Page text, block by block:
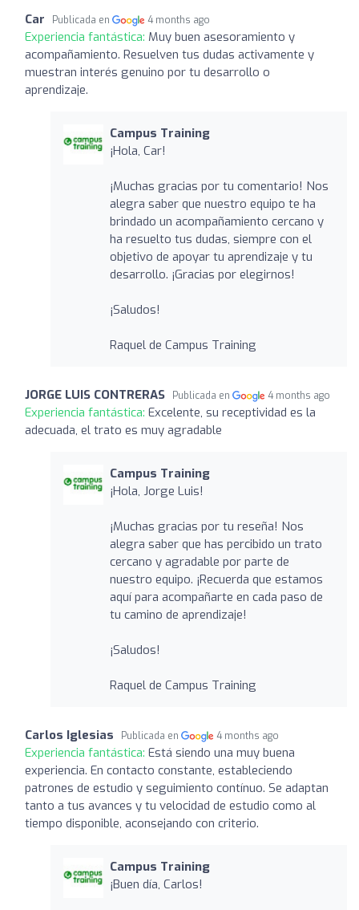
Car Publicada en 4 months ago
Experiencia fantástica: Muy buen asesoramiento y
acompañamiento. Resuelven tus dudas activamente y
muestran interés genuino por tu desarrollo o
aprendizaje.
Campus Training
¡Hola, Car!
¡Muchas gracias por tu comentario! Nos
alegra saber que nuestro equipo te ha
brindado un acompañamiento cercano y
ha resuelto tus dudas, siempre con el
objetivo de apoyar tu aprendizaje y tu
desarrollo. ¡Gracias por elegirnos!
¡Saludos!
Raquel de Campus Training
JORGE LUIS CONTRERAS Publicada en 4 months ago
Experiencia fantástica: Excelente, su receptividad es la
adecuada, el trato es muy agradable
Campus Training
¡Hola, Jorge Luis!
¡Muchas gracias por tu reseña! Nos
alegra saber que has percibido un trato
cercano y agradable por parte de
nuestro equipo. ¡Recuerda que estamos
aquí para acompañarte en cada paso de
tu camino de aprendizaje!
¡Saludos!
Raquel de Campus Training
Carlos Iglesias Publicada en 4 months ago
Experiencia fantástica: Está siendo una muy buena
experiencia. En contacto constante, estableciendo
patrones de estudio y seguimiento contínuo. Se adaptan
tanto a tus avances y tu velocidad de estudio como al
tiempo disponible, aconsejando con criterio.
Campus Training
¡Buen día, Carlos!